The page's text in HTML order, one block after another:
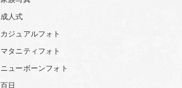
成人式
カジュアルフォト
マタニティフォト
ニューボーンフォト
百日